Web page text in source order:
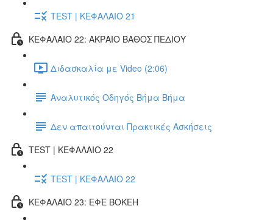
TEST | ΚΕΦΑΛΑΙΟ 21
ΚΕΦΑΛΑΙΟ 22: ΑΚΡΑΙΟ ΒΑΘΟΣ ΠΕΔΙΟΥ
Διδασκαλία με Video (2:06)
Αναλυτικός Οδηγός Βήμα Βήμα
Δεν απαιτούνται Πρακτικές Ασκήσεις
TEST | ΚΕΦΑΛΑΙΟ 22
TEST | ΚΕΦΑΛΑΙΟ 22
ΚΕΦΑΛΑΙΟ 23: ΕΦΕ BOKEH